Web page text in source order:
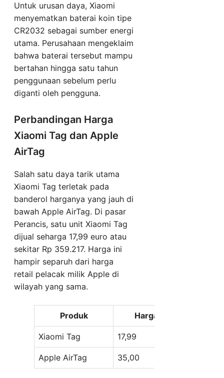
Untuk urusan daya, Xiaomi
menyematkan baterai koin tipe
CR2032 sebagai sumber energi
utama. Perusahaan mengeklaim
bahwa baterai tersebut mampu
bertahan hingga satu tahun
penggunaan sebelum perlu
diganti oleh pengguna.
Perbandingan Harga
Xiaomi Tag dan Apple
AirTag
Salah satu daya tarik utama
Xiaomi Tag terletak pada
banderol harganya yang jauh di
bawah Apple AirTag. Di pasar
Perancis, satu unit Xiaomi Tag
dijual seharga 17,99 euro atau
sekitar Rp 359.217. Harga ini
hampir separuh dari harga
retail pelacak milik Apple di
wilayah yang sama.
Produk Harga Satuan (Euro)
Xiaomi Tag 17,99
Apple AirTag 35,00